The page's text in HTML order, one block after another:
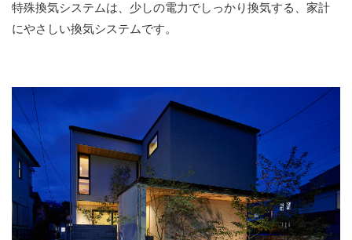
特殊換気システムは、少しの電力でしっかり換気する、家計
にやさしい換気システムです。